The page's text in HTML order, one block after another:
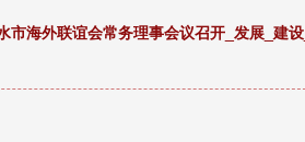
海外联谊会常务理事会议召开_发展_建设_